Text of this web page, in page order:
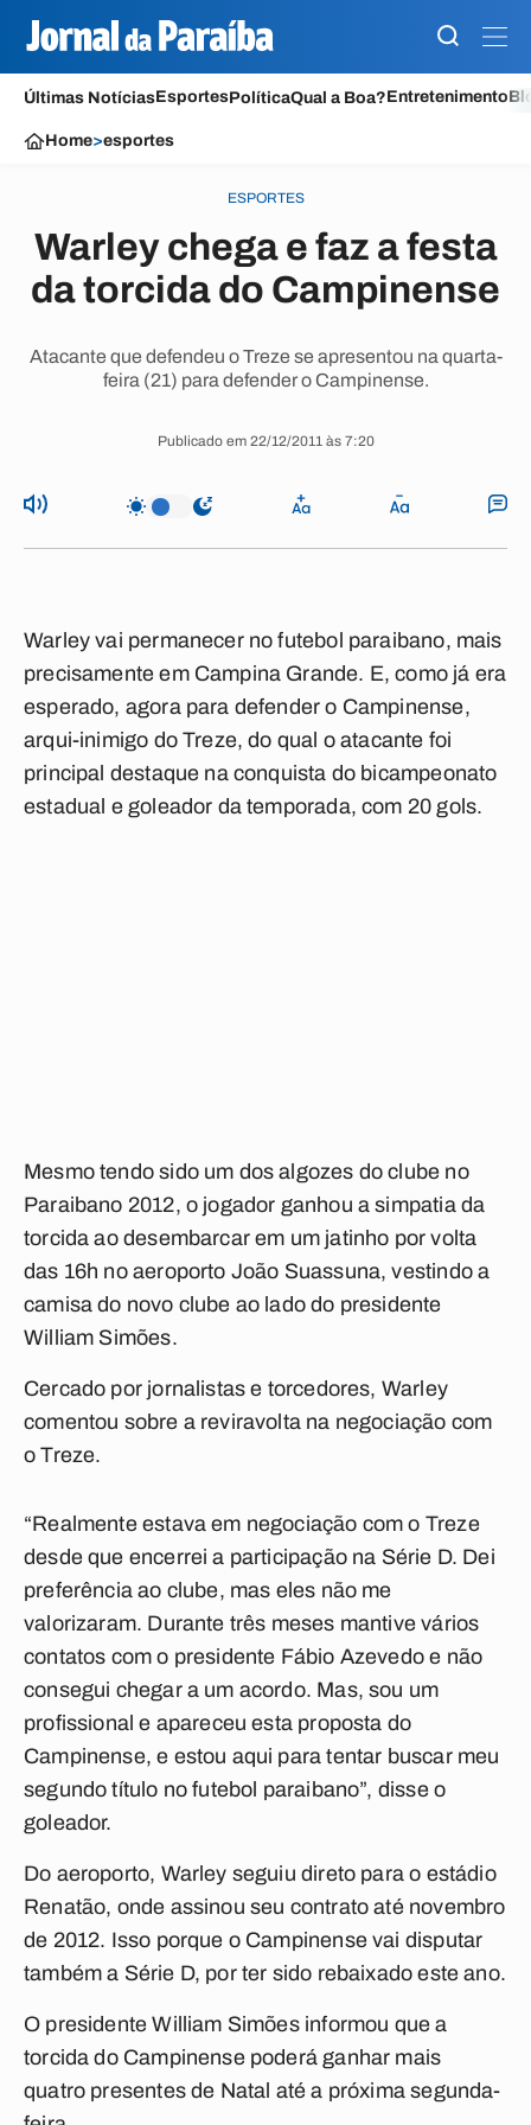
Últimas NotíciasEsportesPolíticaQual a Boa?Entretenimento
Home>esportes
ESPORTES
Warley chega e faz a festa
da torcida do Campinense
Atacante que defendeu o Treze se apresentou na quarta-
feira (21) para defender o Campinense.
Publicado em 22/12/2011 às 7:20
Warley vai permanecer no futebol paraibano, mais
precisamente em Campina Grande. E, como já era
esperado, agora para defender o Campinense,
arqui-inimigo do Treze, do qual o atacante foi
principal destaque na conquista do bicampeonato
estadual e goleador da temporada, com 20 gols.
Mesmo tendo sido um dos algozes do clube no
Paraibano 2012, o jogador ganhou a simpatia da
torcida ao desembarcar em um jatinho por volta
das 16h no aeroporto João Suassuna, vestindo a
camisa do novo clube ao lado do presidente
William Simões.
Cercado por jornalistas e torcedores, Warley
comentou sobre a reviravolta na negociação com
o Treze.
“Realmente estava em negociação com o Treze
desde que encerrei a participação na Série D. Dei
preferência ao clube, mas eles não me
valorizaram. Durante três meses mantive vários
contatos com o presidente Fábio Azevedo e não
consegui chegar a um acordo. Mas, sou um
profissional e apareceu esta proposta do
Campinense, e estou aqui para tentar buscar meu
segundo título no futebol paraibano”, disse o
goleador.
Do aeroporto, Warley seguiu direto para o estádio
Renatão, onde assinou seu contrato até novembro
de 2012. Isso porque o Campinense vai disputar
também a Série D, por ter sido rebaixado este ano.
O presidente William Simões informou que a
torcida do Campinense poderá ganhar mais
quatro presentes de Natal até a próxima segunda-